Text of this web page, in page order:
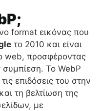
format εικόνας που
το 2010 και είναι
web, προσφέροντας
Το WebP
επιδόσεις του στην
τη βελτίωση της
με